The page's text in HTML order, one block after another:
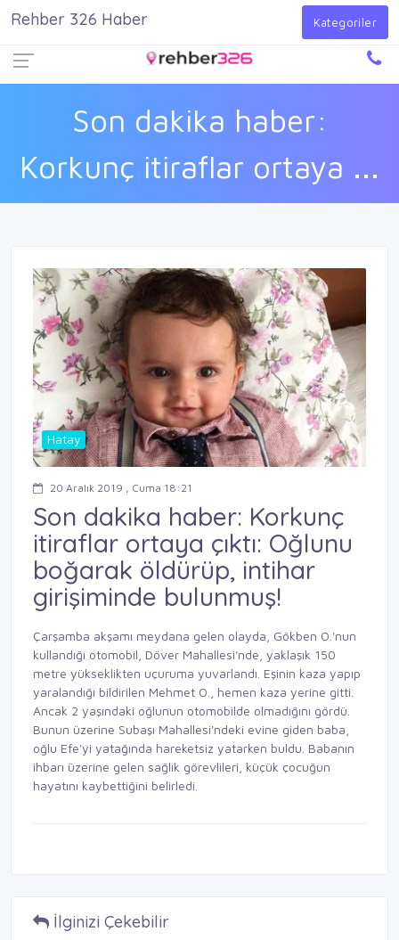
Giriş Yap
Son dakika haber:
Korkunç itiraflar ortaya ...
Rehber 326 Haber Kategoriler
Hatay
20 Aralık 2019 , Cuma 18:21
Son dakika haber: Korkunç
itiraflar ortaya çıktı: Oğlunu
boğarak öldürüp, intihar
girişiminde bulunmuş!
Çarşamba akşamı meydana gelen olayda, Gökben O.'nun
kullandığı otomobil, Döver Mahallesi'nde, yaklaşık 150
metre yükseklikten uçuruma yuvarlandı. Eşinin kaza yapıp
yaralandığı bildirilen Mehmet O., hemen kaza yerine gitti.
Ancak 2 yaşındaki oğlunun otomobilde olmadığını gördü.
Bunun üzerine Subaşı Mahallesi'ndeki evine giden baba,
oğlu Efe'yi yatağında hareketsiz yatarken buldu. Babanın
ihbarı üzerine gelen sağlık görevlileri, küçük çocuğun
hayatını kaybettiğini belirledi.
İlginizi Çekebilir